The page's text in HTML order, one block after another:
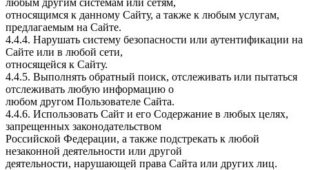
любым другим системам или сетям,
относящимся к данному Сайту, а также к любым услугам,
предлагаемым на Сайте.
4.4.4. Нарушать систему безопасности или аутентификации на
Сайте или в любой сети,
относящейся к Сайту.
4.4.5. Выполнять обратный поиск, отслеживать или пытаться
отслеживать любую информацию о
любом другом Пользователе Сайта.
4.4.6. Использовать Сайт и его Содержание в любых целях,
запрещенных законодательством
Российской Федерации, а также подстрекать к любой
незаконной деятельности или другой
деятельности, нарушающей права Сайта или других лиц.